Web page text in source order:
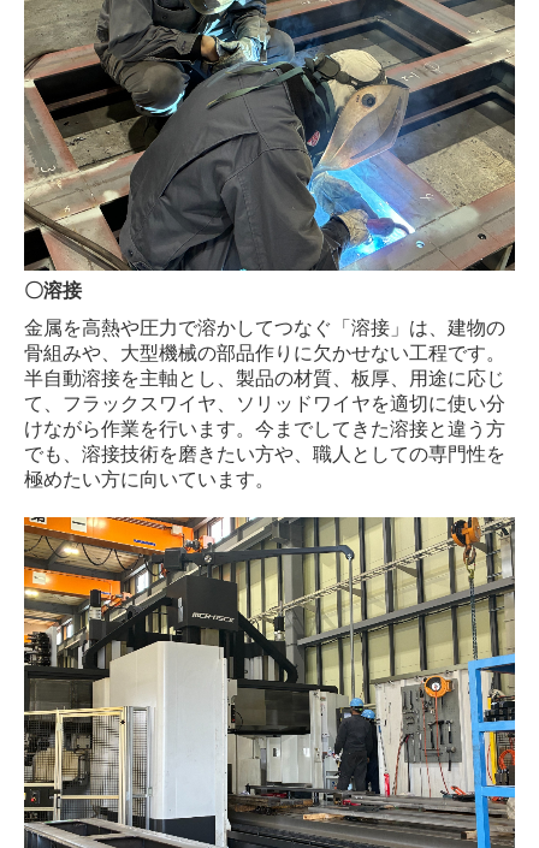
〇溶接
金属を高熱や圧力で溶かしてつなぐ「溶接」は、建物の
骨組みや、大型機械の部品作りに欠かせない工程です。
半自動溶接を主軸とし、製品の材質、板厚、用途に応じ
て、フラックスワイヤ、ソリッドワイヤを適切に使い分
けながら作業を行います。今までしてきた溶接と違う方
でも、溶接技術を磨きたい方や、職人としての専門性を
極めたい方に向いています。